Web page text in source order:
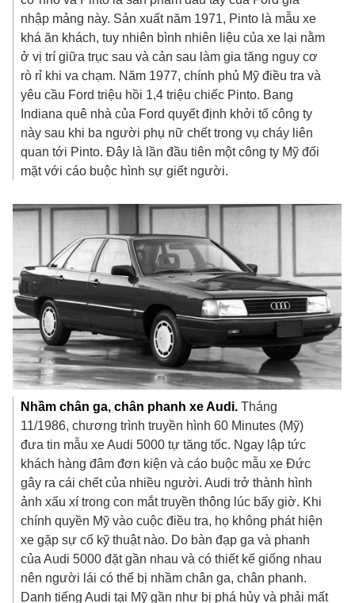
nhập mảng này. Sản xuất năm 1971, Pinto là mẫu xe
khá ăn khách, tuy nhiên bình nhiên liệu của xe lại nằm
ở vị trí giữa trục sau và cản sau làm gia tăng nguy cơ
rò rỉ khi va chạm. Năm 1977, chính phủ Mỹ điều tra và
yêu cầu Ford triệu hồi 1,4 triệu chiếc Pinto. Bang
Indiana quê nhà của Ford quyết định khởi tố công ty
này sau khi ba người phụ nữ chết trong vụ cháy liên
quan tới Pinto. Đây là lần đầu tiên một công ty Mỹ đối
mặt với cáo buộc hình sự giết người.
Nhầm chân ga, chân phanh xe Audi. Tháng
11/1986, chương trình truyền hình 60 Minutes (Mỹ)
đưa tin mẫu xe Audi 5000 tự tăng tốc. Ngay lập tức
khách hàng đâm đơn kiện và cáo buộc mẫu xe Đức
gây ra cái chết của nhiều người. Audi trở thành hình
ảnh xấu xí trong con mắt truyền thông lúc bấy giờ. Khi
chính quyền Mỹ vào cuộc điều tra, họ không phát hiện
xe gặp sự cố kỹ thuật nào. Do bàn đạp ga và phanh
của Audi 5000 đặt gần nhau và có thiết kế giống nhau
nên người lái có thể bị nhầm chân ga, chân phanh.
Danh tiếng Audi tại Mỹ gần như bị phá hủy và phải mất